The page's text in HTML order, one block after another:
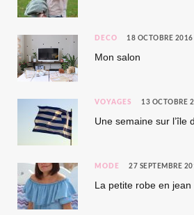
DÉCO 18 OCTOBRE 2016
Mon salon
VOYAGES 13 OCTOBRE
Une semaine sur l’île
MODE 27 SEPTEMBRE
La petite robe en jean